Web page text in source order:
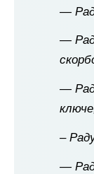
—
—
—
–
—